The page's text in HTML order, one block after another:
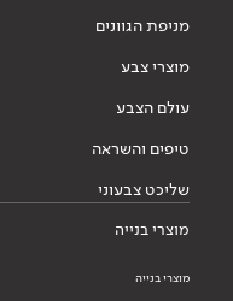
מניפת הגוונים
מוצרי צבע
עולם הצבע
טיפים והשראה
שליכט צבעוני
מוצרי בנייה
מוצרי בנייה